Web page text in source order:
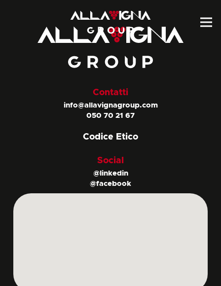
Contatti
info@allavignagroup.com
050 70 21 67
Codice Etico
Social
@linkedin
@facebook